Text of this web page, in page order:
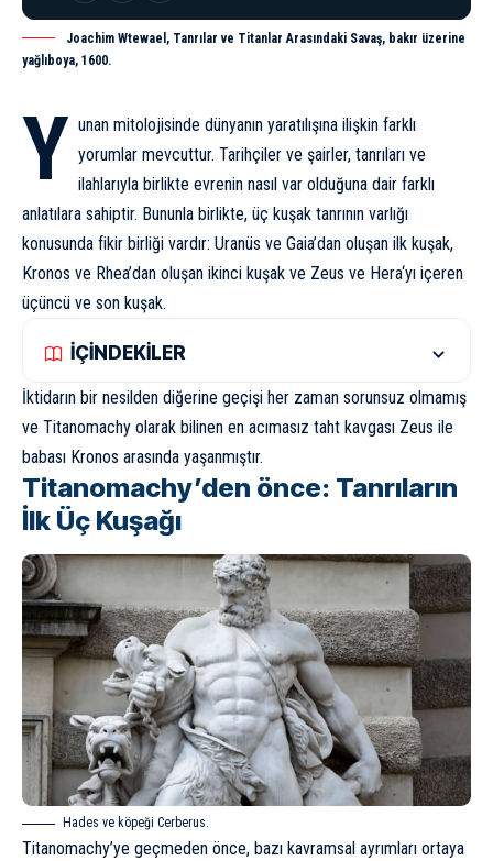
Joachim Wtewael, Tanrılar ve Titanlar Arasındaki Savaş, bakır üzerine
yağlıboya, 1600.
Y unan mitolojisinde dünyanın yaratılışına ilişkin farklı
yorumlar mevcuttur. Tarihçiler ve şairler, tanrıları ve
ilahlarıyla birlikte evrenin nasıl var olduğuna dair farklı
anlatılara sahiptir. Bununla birlikte, üç kuşak tanrının varlığı
konusunda fikir birliği vardır: Uranüs ve Gaia’dan oluşan ilk kuşak,
Kronos ve Rhea’dan oluşan ikinci kuşak ve Zeus ve Hera‘yı içeren
üçüncü ve son kuşak.
İÇİNDEKİLER
İktidarın bir nesilden diğerine geçişi her zaman sorunsuz olmamış
ve Titanomachy olarak bilinen en acımasız taht kavgası Zeus ile
babası Kronos arasında yaşanmıştır.
Titanomachy’den önce: Tanrıların
İlk Üç Kuşağı
Hades ve köpeği Cerberus.
Titanomachy’ye geçmeden önce, bazı kavramsal ayrımları ortaya